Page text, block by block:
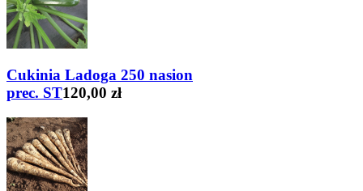
Cukinia Ladoga 250 nasion
prec. ST120,00 zł